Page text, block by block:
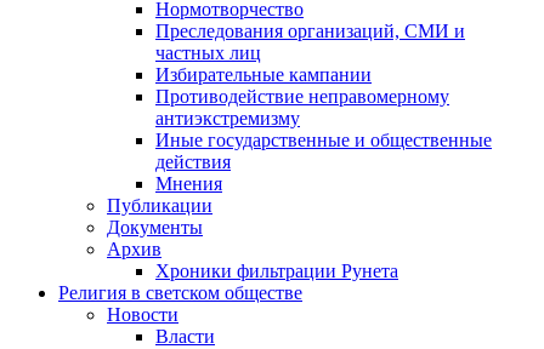
Нормотворчество
Преследования организаций, СМИ и
частных лиц
Избирательные кампании
Противодействие неправомерному
антиэкстремизму
Иные государственные и общественные
действия
Мнения
Публикации
Документы
Архив
Хроники фильтрации Рунета
Религия в светском обществе
Новости
Власти